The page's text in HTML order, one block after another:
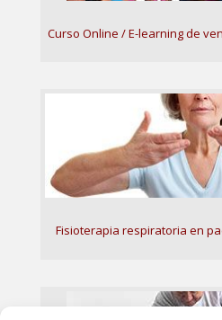
Curso Online / E-learning de
Fisioterapia respiratoria en